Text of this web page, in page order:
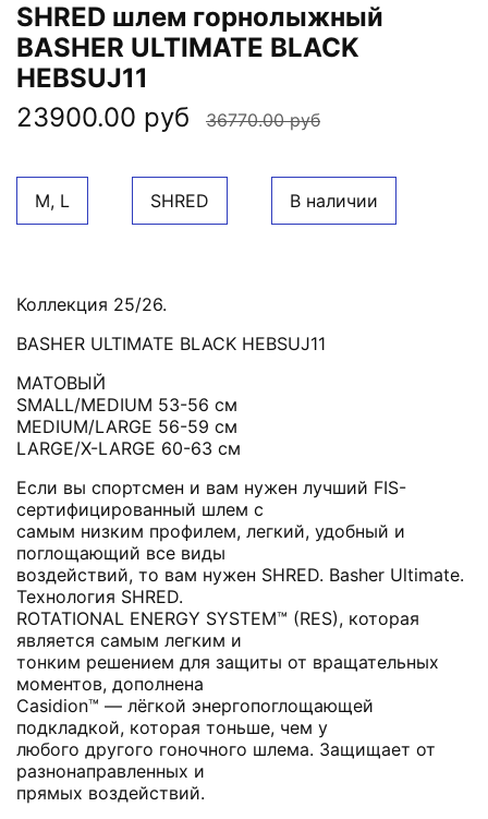
SHRED шлем горнолыжный
BASHER ULTIMATE BLACK
HEBSUJ11
23900.00 руб
36770.00 руб
M, L SHRED В наличии
Коллекция 25/26.
BASHER ULTIMATE BLACK HEBSUJ11
МАТОВЫЙ
SMALL/MEDIUM 53-56 см
MEDIUM/LARGE 56-59 см
LARGE/X-LARGE 60-63 см
Если вы спортсмен и вам нужен лучший FIS-
сертифицированный шлем с
самым низким профилем, легкий, удобный и
поглощающий все виды
воздействий, то вам нужен SHRED. Basher Ultimate.
Технология SHRED.
ROTATIONAL ENERGY SYSTEM™ (RES), которая
является самым легким и
тонким решением для защиты от вращательных
моментов, дополнена
Casidion™ — лёгкой энергопоглощающей
подкладкой, которая тоньше, чем у
любого другого гоночного шлема. Защищает от
разнонаправленных и
прямых воздействий.